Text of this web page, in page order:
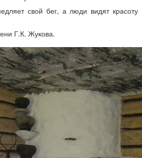
свой бег, а люди видят красоту
Г.К. Жукова.